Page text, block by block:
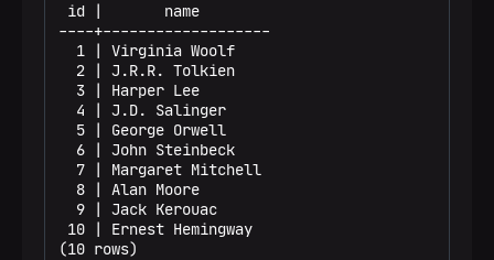
id |       name
----+-------------------
  1 | Virginia Woolf
  2 | J.R.R. Tolkien
  3 | Harper Lee
  4 | J.D. Salinger
  5 | George Orwell
  6 | John Steinbeck
  7 | Margaret Mitchell
  8 | Alan Moore
  9 | Jack Kerouac
10 | Ernest Hemingway
(10 rows)